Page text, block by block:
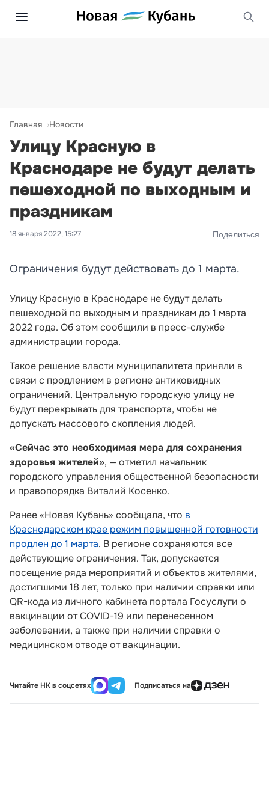
Главная Новости
Улицу Красную в
Краснодаре не будут делать
пешеходной по выходным и
праздникам
18 января 2022, 15:27 Поделиться
Ограничения будут действовать до 1 марта.
Улицу Красную в Краснодаре не будут делать
пешеходной по выходным и праздникам до 1 марта
2022 года. Об этом сообщили в пресс-службе
администрации города.
Такое решение власти муниципалитета приняли в
связи с продлением в регионе антиковидных
ограничений. Центральную городскую улицу не
будут перекрывать для транспорта, чтобы не
допускать массового скопления людей.
«Сейчас это необходимая мера для сохранения
здоровья жителей», — отметил начальник
городского управления общественной безопасности
и правопорядка Виталий Косенко.
Ранее «Новая Кубань» сообщала, что в
Краснодарском крае режим повышенной готовности
продлен до 1 марта. В регионе сохраняются все
действующие ограничения. Так, допускается
посещение ряда мероприятий и объектов жителями,
достигшими 18 лет, только при наличии справки или
QR-кода из личного кабинета портала Госуслуги о
вакцинации от COVID-19 или перенесенном
заболевании, а также при наличии справки о
медицинском отводе от вакцинации.
Читайте НК в соцсетях Подписаться на